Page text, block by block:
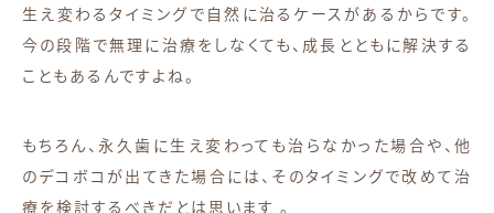
生え変わるタイミングで自然に治るケースがあるからです。
今の段階で無理に治療をしなくても、成長とともに解決する
こともあるんですよね。
もちろん、永久歯に生え変わっても治らなかった場合や、他
のデコボコが出てきた場合には、そのタイミングで改めて治
療を検討するべきだとは思います。